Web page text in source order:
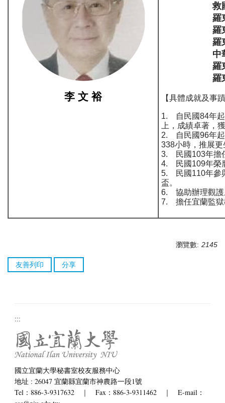
李 文 裕
救
羅
羅
羅
中
羅
羅
【具體成就及事
1. 自民國84年起
上，成績卓著，
2. 自民國96年起
338小時，推展
3. 民國103年擔
4. 民國109年榮
5. 民國110年參
盃。
6. 協助辦理觀護
7. 擔任宜蘭監獄
瀏覽數: 2145
友善列印 分享
:::
國立宜蘭大學秘書室校友服務中心
地址 : 26047 宜蘭縣宜蘭市神農路一段1號
Tel：886-3-9317632 ｜ Fax：886-3-9311462 ｜ E-mail：